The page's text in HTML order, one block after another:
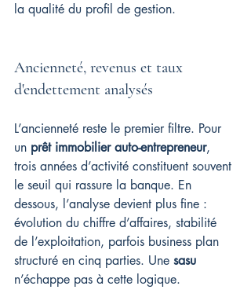
la qualité du profil de gestion.
Ancienneté, revenus et taux
d'endettement analysés
L’ancienneté reste le premier filtre. Pour
un prêt immobilier auto-entrepreneur,
trois années d’activité constituent souvent
le seuil qui rassure la banque. En
dessous, l’analyse devient plus fine :
évolution du chiffre d’affaires, stabilité
de l’exploitation, parfois business plan
structuré en cinq parties. Une sasu
n’échappe pas à cette logique.